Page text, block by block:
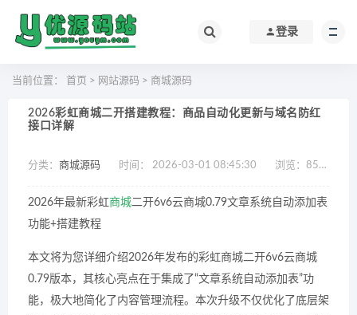
登录
当前位置： 首页 > 网站源码 > 商城源码
2026彩虹商城二开搭建教程：商品自动化更新与域名防红
接口详解
分类： 商城源码 时间： 2026-03-01 08:45:30 浏览： 853
2026年最新彩虹 商城二开6v6云商城0.79文章系统自动添加表
功能+搭建教程
本文将为您详细介绍2026年发布的彩虹商城二开6v6云商城
0.79版本，其核心亮点在于集成了“文章系统自动添加表”功
能，极大地简化了内容管理流程。本次升级不仅优化了底层架